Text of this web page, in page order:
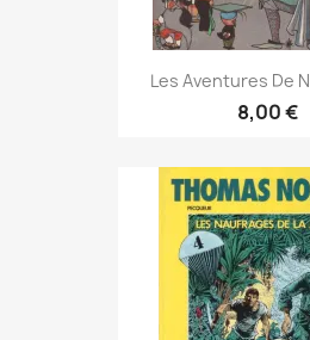
Les Aventures De
8,00 €